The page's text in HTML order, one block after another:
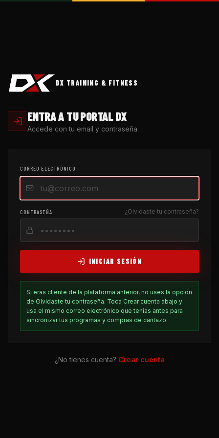
DX TRAINING & FITNESS
ENTRA A TU PORTAL DX
Accede con tu email y contraseña.
CORREO ELECTRÓNICO
CONTRASEÑA ¿Olvidaste tu contraseña?
INICIAR SESIÓN
Si eras cliente de la plataforma anterior, no uses la opción
de Olvidaste tu contraseña. Toca Crear cuenta abajo y
usa el mismo correo electrónico que tenías antes para
sincronizar tus programas y compras de cantazo.
¿No tienes cuenta? Crear cuenta